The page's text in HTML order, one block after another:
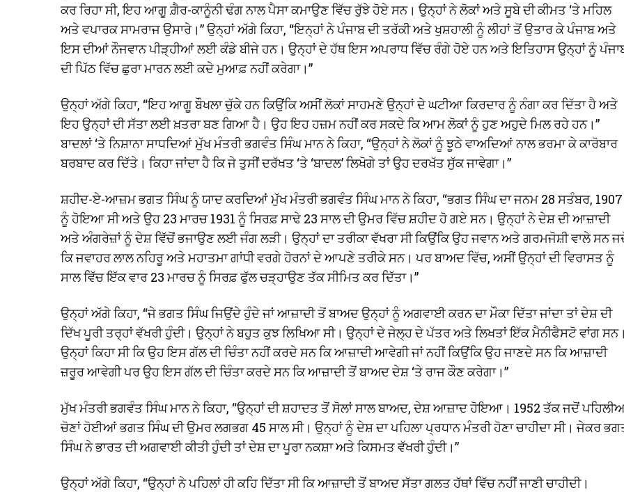
ਕਰ ਰਿਹਾ ਸੀ, ਇਹ ਆਗੂ ਗ਼ੈਰ-ਕਾਨੂੰਨੀ ਢੰਗ ਨਾਲ ਪੈਸਾ ਕਮਾਉਣ ਵਿੱਚ ਰੁੱਝੇ ਹੋਏ ਸਨ। ਉਨ੍ਹਾਂ ਨੇ ਲੋਕਾਂ ਅਤੇ ਸੂਬੇ ਦੀ ਕੀਮਤ ‘ਤੇ ਮਹਿਲ
ਅਤੇ ਵਪਾਰਕ ਸਾਮਰਾਜ ਉਸਾਰੇ।” ਉਨ੍ਹਾਂ ਅੱਗੇ ਕਿਹਾ, “ਇਨ੍ਹਾਂ ਨੇ ਪੰਜਾਬ ਦੀ ਤਰੱਕੀ ਅਤੇ ਖੁਸ਼ਹਾਲੀ ਨੂੰ ਲੀਹਾਂ ਤੋਂ ਉਤਾਰ ਕੇ ਪੰਜਾਬ ਅਤੇ
ਇਸ ਦੀਆਂ ਨੌਜਵਾਨ ਪੀੜ੍ਹੀਆਂ ਲਈ ਕੰਡੇ ਬੀਜੇ ਹਨ। ਉਨ੍ਹਾਂ ਦੇ ਹੱਥ ਇਸ ਅਪਰਾਧ ਵਿੱਚ ਰੰਗੇ ਹੋਏ ਹਨ ਅਤੇ ਇਤਿਹਾਸ ਉਨ੍ਹਾਂ ਨੂੰ
ਦੀ ਪਿੱਠ ਵਿੱਚ ਛੁਰਾ ਮਾਰਨ ਲਈ ਕਦੇ ਮੁਆਫ਼ ਨਹੀਂ ਕਰੇਗਾ।”
ਉਨ੍ਹਾਂ ਅੱਗੇ ਕਿਹਾ, “ਇਹ ਆਗੂ ਬੌਖਲਾ ਚੁੱਕੇ ਹਨ ਕਿਉਂਕਿ ਅਸੀਂ ਲੋਕਾਂ ਸਾਹਮਣੇ ਉਨ੍ਹਾਂ ਦੇ ਘਟੀਆ ਕਿਰਦਾਰ ਨੂੰ ਨੰਗਾ ਕਰ ਦਿੱਤਾ ਹੈ ਅਤੇ
ਇਹ ਉਨ੍ਹਾਂ ਦੀ ਸੱਤਾ ਲਈ ਖ਼ਤਰਾ ਬਣ ਗਿਆ ਹੈ। ਉਹ ਇਹ ਹਜ਼ਮ ਨਹੀਂ ਕਰ ਸਕਦੇ ਕਿ ਆਮ ਲੋਕਾਂ ਨੂੰ ਹੁਣ ਅਹੁਦੇ ਮਿਲ ਰਹੇ ਹਨ।”
ਬਾਦਲਾਂ ‘ਤੇ ਨਿਸ਼ਾਨਾ ਸਾਧਦਿਆਂ ਮੁੱਖ ਮੰਤਰੀ ਭਗਵੰਤ ਸਿੰਘ ਮਾਨ ਨੇ ਕਿਹਾ, “ਉਨ੍ਹਾਂ ਨੇ ਲੋਕਾਂ ਨੂੰ ਝੂਠੇ ਵਾਅਦਿਆਂ ਨਾਲ ਭਰਮਾ ਕੇ ਕਾਰੋਬਾਰ
ਬਰਬਾਦ ਕਰ ਦਿੱਤੇ। ਕਿਹਾ ਜਾਂਦਾ ਹੈ ਕਿ ਜੇ ਤੁਸੀਂ ਦਰੱਖਤ ‘ਤੇ ‘ਬਾਦਲ’ ਲਿਖੋਗੇ ਤਾਂ ਉਹ ਦਰਖੱਤ ਸੁੱਕ ਜਾਵੇਗਾ।”
ਸ਼ਹੀਦ-ਏ-ਆਜ਼ਮ ਭਗਤ ਸਿੰਘ ਨੂੰ ਯਾਦ ਕਰਦਿਆਂ ਮੁੱਖ ਮੰਤਰੀ ਭਗਵੰਤ ਸਿੰਘ ਮਾਨ ਨੇ ਕਿਹਾ, “ਭਗਤ ਸਿੰਘ ਦਾ ਜਨਮ 28 ਸਤੰਬਰ, 1907
ਨੂੰ ਹੋਇਆ ਸੀ ਅਤੇ ਉਹ 23 ਮਾਰਚ 1931 ਨੂੰ ਸਿਰਫ਼ ਸਾਢੇ 23 ਸਾਲ ਦੀ ਉਮਰ ਵਿੱਚ ਸ਼ਹੀਦ ਹੋ ਗਏ ਸਨ। ਉਨ੍ਹਾਂ ਨੇ ਦੇਸ਼ ਦੀ ਆਜ਼ਾਦੀ
ਅਤੇ ਅੰਗਰੇਜ਼ਾਂ ਨੂੰ ਦੇਸ਼ ਵਿੱਚੋਂ ਭਜਾਉਣ ਲਈ ਜੰਗ ਲੜੀ। ਉਨ੍ਹਾਂ ਦਾ ਤਰੀਕਾ ਵੱਖਰਾ ਸੀ ਕਿਉਂਕਿ ਉਹ ਜਵਾਨ ਅਤੇ ਗਰਮਜੋਸ਼ੀ ਵਾਲੇ ਸਨ
ਕਿ ਜਵਾਹਰ ਲਾਲ ਨਹਿਰੂ ਅਤੇ ਮਹਾਤਮਾ ਗਾਂਧੀ ਵਰਗੇ ਹੋਰਨਾਂ ਦੇ ਆਪਣੇ ਤਰੀਕੇ ਸਨ। ਪਰ ਬਾਅਦ ਵਿੱਚ, ਅਸੀਂ ਉਨ੍ਹਾਂ ਦੀ ਵਿਰਾਸਤ ਨੂੰ
ਸਾਲ ਵਿੱਚ ਇੱਕ ਵਾਰ 23 ਮਾਰਚ ਨੂੰ ਸਿਰਫ਼ ਫੁੱਲ ਚੜ੍ਹਾਉਣ ਤੱਕ ਸੀਮਿਤ ਕਰ ਦਿੱਤਾ।”
ਉਨ੍ਹਾਂ ਅੱਗੇ ਕਿਹਾ, “ਜੇ ਭਗਤ ਸਿੰਘ ਜਿਉਂਦੇ ਹੁੰਦੇ ਜਾਂ ਆਜ਼ਾਦੀ ਤੋਂ ਬਾਅਦ ਉਨ੍ਹਾਂ ਨੂੰ ਅਗਵਾਈ ਕਰਨ ਦਾ ਮੌਕਾ ਦਿੱਤਾ ਜਾਂਦਾ ਤਾਂ ਦੇਸ਼ ਦੀ
ਦਿੱਖ ਪੂਰੀ ਤਰ੍ਹਾਂ ਵੱਖਰੀ ਹੁੰਦੀ। ਉਨ੍ਹਾਂ ਨੇ ਬਹੁਤ ਕੁਝ ਲਿਖਿਆ ਸੀ। ਉਨ੍ਹਾਂ ਦੇ ਜੇਲ੍ਹ ਦੇ ਪੱਤਰ ਅਤੇ ਲਿਖਤਾਂ ਇੱਕ ਮੈਨੀਫੈਸਟੋ ਵਾਂਗ
ਉਨ੍ਹਾਂ ਕਿਹਾ ਸੀ ਕਿ ਉਹ ਇਸ ਗੱਲ ਦੀ ਚਿੰਤਾ ਨਹੀਂ ਕਰਦੇ ਸਨ ਕਿ ਆਜ਼ਾਦੀ ਆਵੇਗੀ ਜਾਂ ਨਹੀਂ ਕਿਉਂਕਿ ਉਹ ਜਾਣਦੇ ਸਨ ਕਿ ਆਜ਼ਾਦੀ
ਜ਼ਰੂਰ ਆਵੇਗੀ ਪਰ ਉਹ ਇਸ ਗੱਲ ਦੀ ਚਿੰਤਾ ਕਰਦੇ ਸਨ ਕਿ ਆਜ਼ਾਦੀ ਤੋਂ ਬਾਅਦ ਦੇਸ਼ ‘ਤੇ ਰਾਜ ਕੌਣ ਕਰੇਗਾ।”
ਮੁੱਖ ਮੰਤਰੀ ਭਗਵੰਤ ਸਿੰਘ ਮਾਨ ਨੇ ਕਿਹਾ, “ਉਨ੍ਹਾਂ ਦੀ ਸ਼ਹਾਦਤ ਤੋਂ ਸੋਲਾਂ ਸਾਲ ਬਾਅਦ, ਦੇਸ਼ ਆਜ਼ਾਦ ਹੋਇਆ। 1952 ਤੱਕ ਜਦੋਂ
ਚੋਣਾਂ ਹੋਈਆਂ ਭਗਤ ਸਿੰਘ ਦੀ ਉਮਰ ਲਗਭਗ 45 ਸਾਲ ਸੀ। ਉਨ੍ਹਾਂ ਨੂੰ ਦੇਸ਼ ਦਾ ਪਹਿਲਾ ਪ੍ਰਧਾਨ ਮੰਤਰੀ ਹੋਣਾ ਚਾਹੀਦਾ ਸੀ। ਜੇਕਰ
ਸਿੰਘ ਨੇ ਭਾਰਤ ਦੀ ਅਗਵਾਈ ਕੀਤੀ ਹੁੰਦੀ ਤਾਂ ਦੇਸ਼ ਦਾ ਪੂਰਾ ਨਕਸ਼ਾ ਅਤੇ ਕਿਸਮਤ ਵੱਖਰੀ ਹੁੰਦੀ।”
ਉਨ੍ਹਾਂ ਅੱਗੇ ਕਿਹਾ, “ਉਨ੍ਹਾਂ ਨੇ ਪਹਿਲਾਂ ਹੀ ਕਹਿ ਦਿੱਤਾ ਸੀ ਕਿ ਆਜ਼ਾਦੀ ਤੋਂ ਬਾਅਦ ਸੱਤਾ ਗਲਤ ਹੱਥਾਂ ਵਿੱਚ ਨਹੀਂ ਜਾਣੀ ਚਾਹੀਦੀ।